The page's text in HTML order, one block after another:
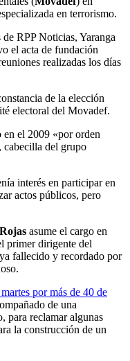
en terrorismo.
RPP Noticias, Yaranga
el acta de fundación
realizadas los días
de la elección
electoral del Movadef.
el 2009 «por orden
cabecilla del grupo
interés en participar en
actos públicos, pero
asume el cargo en
primer dirigente del
fallecido y recordado por
por más de 40 de
de una
para reclamar algunas
la construcción de un